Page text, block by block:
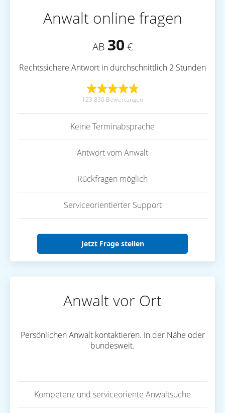
Anwalt online fragen
AB 30 €
Rechtssichere Antwort in durchschnittlich 2 Stunden
123.830 Bewertungen
Keine Terminabsprache
Antwort vom Anwalt
Rückfragen möglich
Serviceorientierter Support
Jetzt Frage stellen
Anwalt vor Ort
Persönlichen Anwalt kontaktieren. In der Nähe oder
bundesweit.
Kompetenz und serviceoriente Anwaltsuche